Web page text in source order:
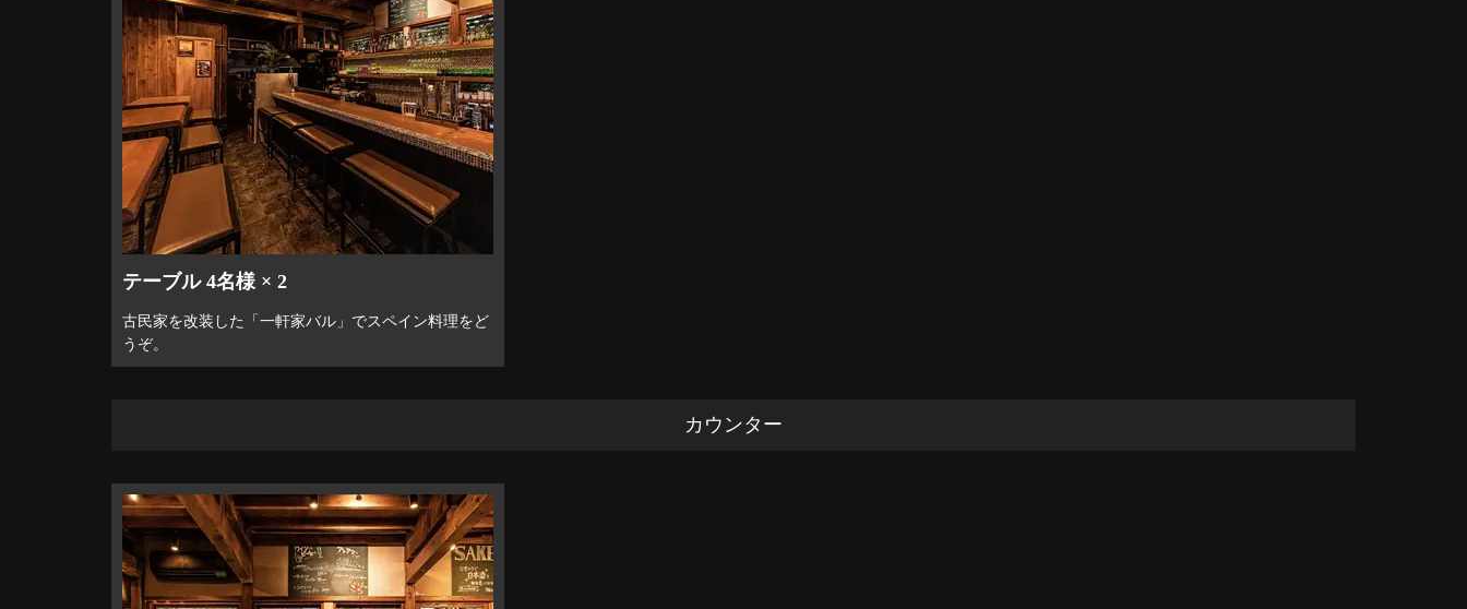
テーブル 4名様 × 2
古民家を改装した「一軒家バル」でスペイン料理をど
うぞ。
カウンター